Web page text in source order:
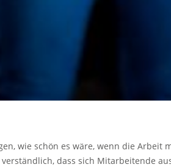
wie schön es wäre, wenn die
dass sich